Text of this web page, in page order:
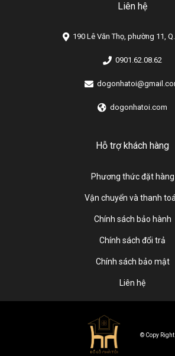
Liên hệ
190 Lê Văn Thọ, phường 11,
0901.62.08.62
dogonhatoi.com
Hỗ trợ khách hàng
Phương thức đặt hàng
Vận chuyển và thanh
Chính sách bảo hành
Chính sách đổi trả
Chính sách bảo mật
Liên hệ
© Copy